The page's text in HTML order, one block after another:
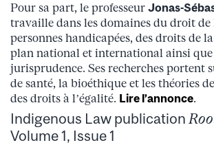
Pour sa part, le professeur Jonas-
travaille dans les domaines du droit de
personnes handicapées, des droits de
plan national et international ainsi
jurisprudence. Ses recherches portent
de santé, la bioéthique et les théories
des droits à l’égalité. Lire l’annonce.
Indigenous Law publication
Volume 1, Issue 1